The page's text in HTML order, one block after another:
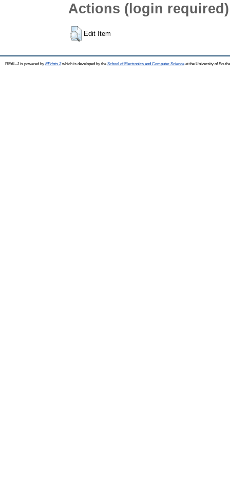
Actions (login required)
Edit Item
REAL-J is powered by EPrints 3which is developed by the School of Electronics and Computer Science at the University of